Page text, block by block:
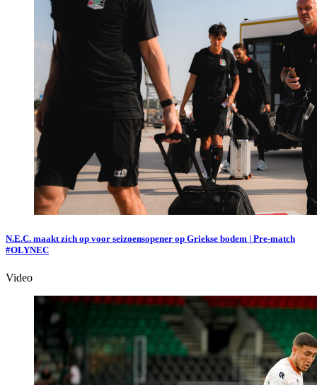
N.E.C. maakt zich op voor seizoensopener op Griekse bodem | Pre-match
#OLYNEC
Video